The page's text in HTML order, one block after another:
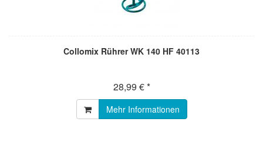
Collomix Rührer WK 140 HF 40113
28,99 € *
Mehr Informationen